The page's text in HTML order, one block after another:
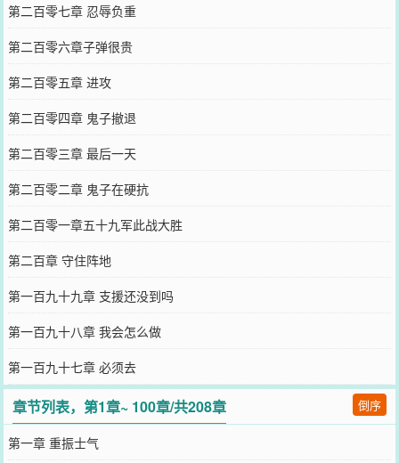
第二百零七章 忍辱负重
第二百零六章子弹很贵
第二百零五章 进攻
第二百零四章 鬼子撤退
第二百零三章 最后一天
第二百零二章 鬼子在硬抗
第二百零一章五十九军此战大胜
第二百章 守住阵地
第一百九十九章 支援还没到吗
第一百九十八章 我会怎么做
第一百九十七章 必须去
章节列表，第1章~ 100章/共208章 倒序
第一章 重振士气